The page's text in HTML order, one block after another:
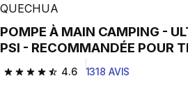
QUECHUA
POMPE À MAIN CAMPING - ULTIM COMFORT 10
PSI - RECOMMANDÉE POUR
4.6
4.6 out of 5 stars from 1318 reviews
1318 AVIS